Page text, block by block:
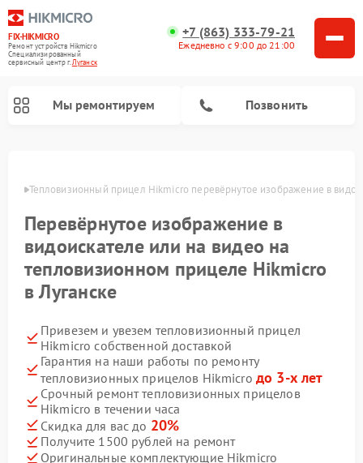
FIX-HIKMICRO
Ремонт устройств Hikmicro
Специализированный
cервисный центр г.Луганск
+7 (863) 333-79-21
Ежедневно с 9:00 до 21:00
Мы ремонтируем Позвонить
Тепловизионный прицел Hikmicro перевёрнутое изображение в
Перевёрнутое изображение в
видоискателе или на видео на
тепловизионном прицеле Hikmicro
в Луганске
Привезем и увезем тепловизионный прицел
Hikmicro собственной доставкой
Гарантия на наши работы по ремонту
тепловизионных прицелов Hikmicro до 3-х лет
Срочный ремонт тепловизионных прицелов
Hikmicro в течении часа
Скидка для вас до 20%
Получите 1500 рублей на ремонт
Оригинальные комплектующие Hikmicro